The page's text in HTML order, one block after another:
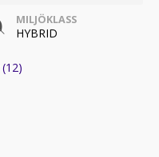
MILJÖKLASS
HYBRID
(12)